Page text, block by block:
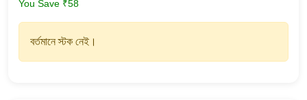
You Save ₹58
বর্তমানে স্টক নেই।